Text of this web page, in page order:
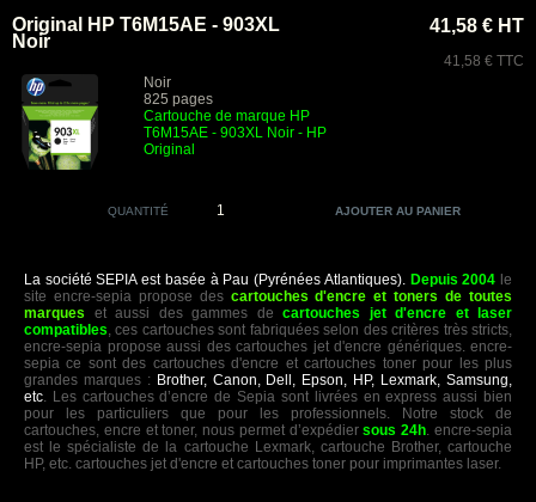
Original HP T6M15AE - 903XL
Noir
Noir
825 pages
Cartouche de marque HP
T6M15AE - 903XL Noir - HP
Original
41,58 € HT
41,58 € TTC
QUANTITÉ
La société SEPIA est basée à Pau (Pyrénées Atlantiques). Depuis 2004 le
site encre-sepia propose des cartouches d'encre et toners de toutes
marques et aussi des gammes de cartouches jet d'encre et laser
compatibles, ces cartouches sont fabriquées selon des critères très stricts,
encre-sepia propose aussi des cartouches jet d'encre génériques. encre-
sepia ce sont des cartouches d'encre et cartouches toner pour les plus
grandes marques : Brother, Canon, Dell, Epson, HP, Lexmark, Samsung,
etc. Les cartouches d’encre de Sepia sont livrées en express aussi bien
pour les particuliers que pour les professionnels. Notre stock de
cartouches, encre et toner, nous permet d’expédiersous 24h. encre-sepia
est le spécialiste de la cartouche Lexmark, cartouche Brother, cartouche
HP, etc. cartouches jet d'encre et cartouches toner pour imprimantes laser.